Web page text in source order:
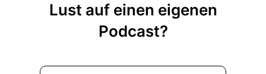
Lust auf einen eigenen
Podcast?